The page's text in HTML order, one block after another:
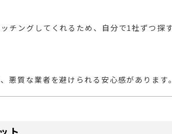
チングしてくれるため、自分で1社ずつ探
悪質な業者を避けられる安心感があります。
ト